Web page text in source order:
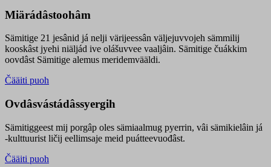
Miärádâstoohâm
Sämitige 21 jesânid já nelji värijeessân väljejuvvojeh sämmilij
kooskâst jyehi niäljád ive olášuvvee vaaljâin. Sämitige čuákkim
oovdâst Sämitige alemus meridemvääldi.
Čääiti puoh
Ovdâsvástádâssyergih
Sämitiggeest mij porgâp oles sämiaalmug pyerrin, vâi sämikielâin já
-kulttuurist ličij eellimsaje meid puátteevuođâst.
Čääiti puoh